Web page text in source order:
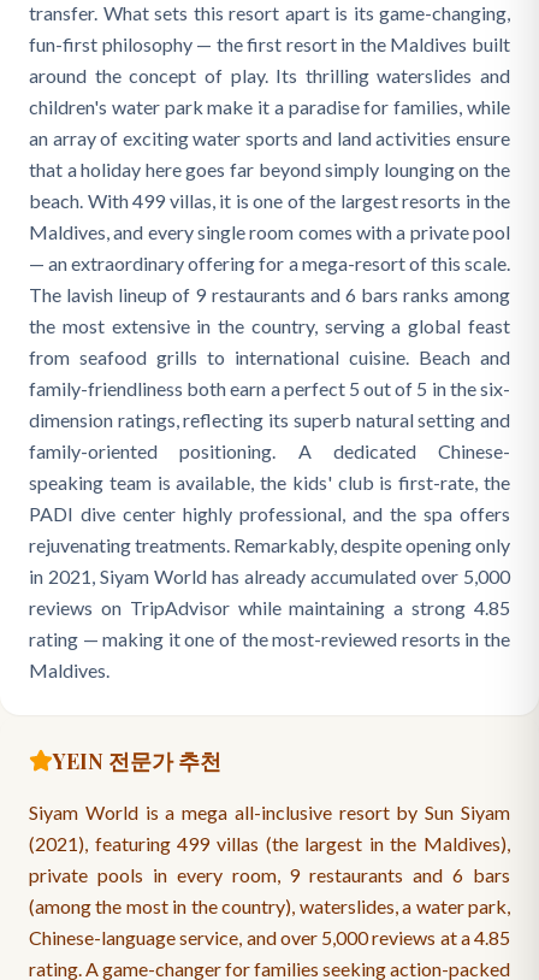
transfer. What sets this resort apart is its game-changing,
fun-first philosophy — the first resort in the Maldives built
around the concept of play. Its thrilling waterslides and
children's water park make it a paradise for families, while
an array of exciting water sports and land activities ensure
that a holiday here goes far beyond simply lounging on the
beach. With 499 villas, it is one of the largest resorts in the
Maldives, and every single room comes with a private pool
— an extraordinary offering for a mega-resort of this scale.
The lavish lineup of 9 restaurants and 6 bars ranks among
the most extensive in the country, serving a global feast
from seafood grills to international cuisine. Beach and
family-friendliness both earn a perfect 5 out of 5 in the six-
dimension ratings, reflecting its superb natural setting and
family-oriented positioning. A dedicated Chinese-
speaking team is available, the kids' club is first-rate, the
PADI dive center highly professional, and the spa offers
rejuvenating treatments. Remarkably, despite opening only
in 2021, Siyam World has already accumulated over 5,000
reviews on TripAdvisor while maintaining a strong 4.85
rating — making it one of the most-reviewed resorts in the
Maldives.
YEIN 전문가 추천
Siyam World is a mega all-inclusive resort by Sun Siyam
(2021), featuring 499 villas (the largest in the Maldives),
private pools in every room, 9 restaurants and 6 bars
(among the most in the country), waterslides, a water park,
Chinese-language service, and over 5,000 reviews at a 4.85
rating. A game-changer for families seeking action-packed